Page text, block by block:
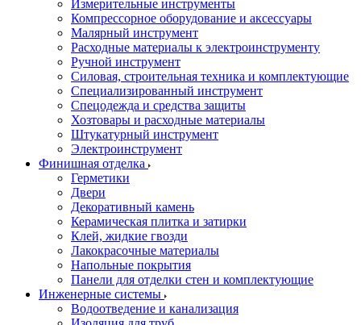
Измерительные инструменты
Компрессорное оборудование и аксессуары
Малярный инструмент
Расходные материалы к электроинструменту
Ручной инструмент
Силовая, строительная техника и комплектующие
Специализированный инструмент
Спецодежда и средства защиты
Хозтовары и расходные материалы
Штукатурный инструмент
Электроинструмент
Финишная отделка
Герметики
Двери
Декоративный камень
Керамическая плитка и затирки
Клей, жидкие гвозди
Лакокрасочные материалы
Напольные покрытия
Панели для отделки стен и комплектующие
Инженерные системы
Водоотведение и канализация